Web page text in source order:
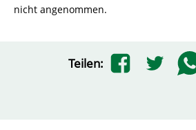
nicht angenommen.
Teilen: